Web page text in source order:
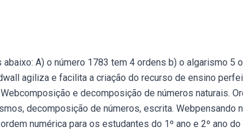
A) o número 1783 tem 4 ordens b) o algarismo 5
agiliza e facilita a criação do recurso de ensino
e decomposição de números naturais.
decomposição de números, escrita. Webpensando
numérica para os estudantes do 1º ano e 2º ano do